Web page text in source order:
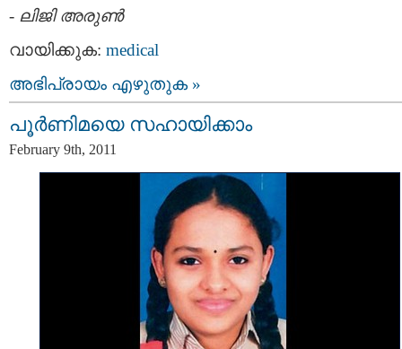
- ലിജി അരുണ്‍
വായിക്കുക: medical
അഭിപ്രായം എഴുതുക »
പൂര്‍ണിമയെ സഹായിക്കാം
February 9th, 2011